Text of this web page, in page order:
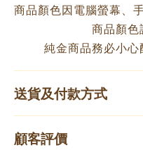
商品顏色因電腦螢幕、
商品顏色
純金商品務必小心
送貨及付款方式
顧客評價